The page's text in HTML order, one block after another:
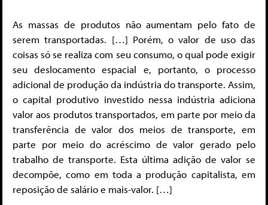
As massas de produtos não aumentam pelo fato de
serem transportadas. […] Porém, o valor de uso das
coisas só se realiza com seu consumo, o qual pode exigir
seu deslocamento espacial e, portanto, o processo
adicional de produção da indústria do transporte. Assim,
o capital produtivo investido nessa indústria adiciona
valor aos produtos transportados, em parte por meio da
transferência de valor dos meios de transporte, em
parte por meio do acréscimo de valor gerado pelo
trabalho de transporte. Esta última adição de valor se
decompõe, como em toda a produção capitalista, em
reposição de salário e mais-valor. […]